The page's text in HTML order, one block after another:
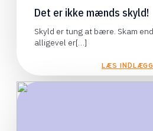
Det er ikke mænds skyld!
Skyld er tung at bære. Skam
alligevel er[…]
LÆS